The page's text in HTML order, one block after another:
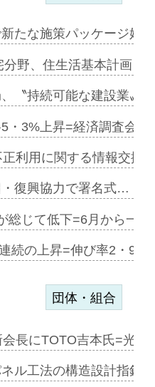
たな施策パッケージ始
野、住生活基本計画を
〝持続可能な建設業〟
・3%上昇=経済調査会
利用に関する情報交換
復興協力で署名式…
総じて低下=6月から一
続の上昇=伸び率2・
団体・組合
長にTOTO吉本氏=光
ル工法の構造設計指針